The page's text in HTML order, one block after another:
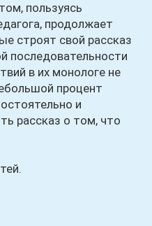
пользуясь
продолжает
строят свой рассказ
последовательности
в их монологе не
процент
и
рассказ о том, что